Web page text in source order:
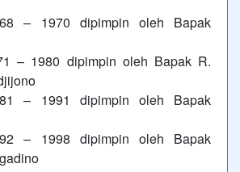
– 1970 dipimpin oleh Bapak
– 1980 dipimpin oleh Bapak R.
– 1991 dipimpin oleh Bapak
– 1998 dipimpin oleh Bapak